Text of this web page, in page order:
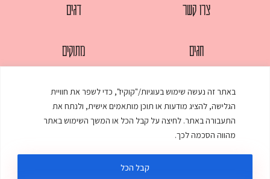
באתר זה נעשה שימוש בעוגיות/"קוקיז", כדי לשפר את חוויית
הגלישה, להציג מודעות או תוכן מותאמים אישית, ולנתח את
התעבורה באתר. לחיצה על קבל הכל או המשך השימוש באתר
מהווה הסכמה לכך.
קבל הכל
צרו קשר
דגים
חגים
מאפים
ממולאים
מרקים
מתוקים
עוגות
עוף